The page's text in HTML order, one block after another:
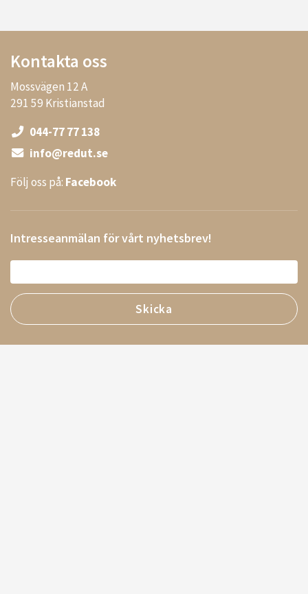
Kontakta oss
Mossvägen 12 A
291 59 Kristianstad
044-77 77 138
info@redut.se
Följ oss på: Facebook
Intresseanmälan för vårt nyhetsbrev!